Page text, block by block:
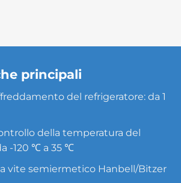
principali
del refrigeratore: da 1
della temperatura del
-120 ℃ a 35 ℃
vite semiermetico Hanbell/Bitzer